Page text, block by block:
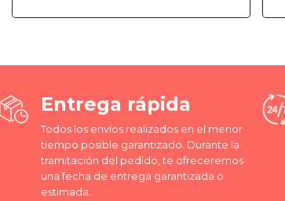
Entrega rápida
Todos los envíos realizados en el menor
tiempo posible garantizado. Durante la
tramitación del pedido, te ofreceremos
una fecha de entrega garantizada o
estimada.